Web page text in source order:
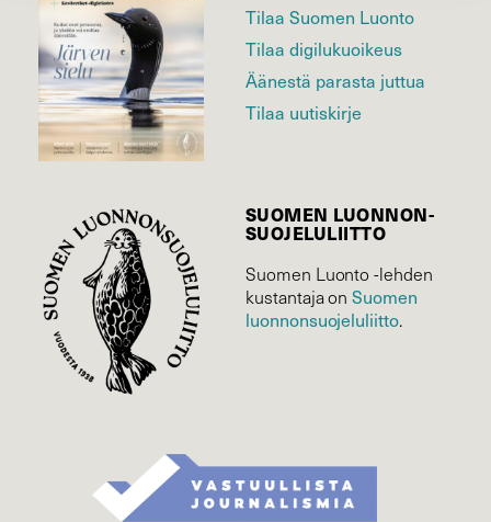
Tilaa Suomen Luonto
Tilaa digilukuoikeus
Äänestä parasta juttua
Tilaa uutiskirje
SUOMEN LUONNON­
SUOJELU­LIITTO
Suomen Luonto -lehden
kustantaja onSuomen
luonnonsuojelu­liitto.